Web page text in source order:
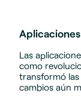
Las
como
transformó
cambios aún